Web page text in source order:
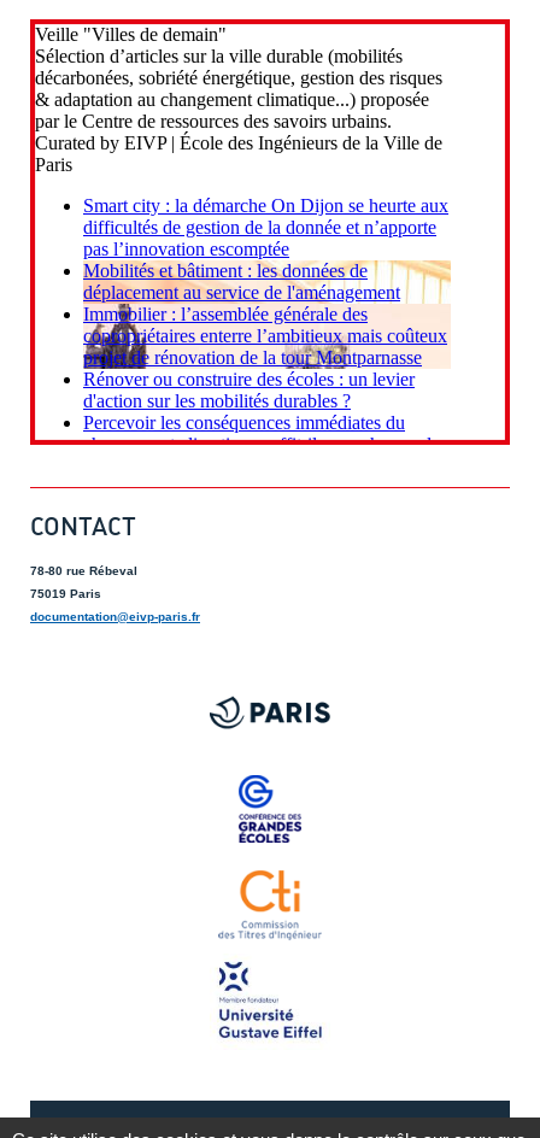
CONTACT
78-80 rue Rébeval
75019 Paris
documentation@eivp-paris.fr